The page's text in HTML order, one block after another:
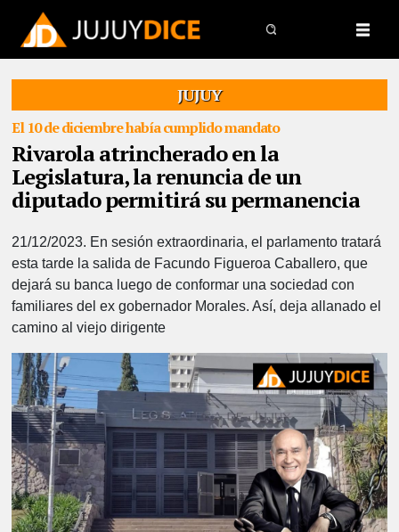
JUJUY
El 10 de diciembre había cumplido mandato
Rivarola atrincherado en la
Legislatura, la renuncia de un
diputado permitirá su permanencia
21/12/2023. En sesión extraordinaria, el parlamento tratará
esta tarde la salida de Facundo Figueroa Caballero, que
dejará su banca luego de conformar una sociedad con
familiares del ex gobernador Morales. Así, deja allanado el
camino al viejo dirigente